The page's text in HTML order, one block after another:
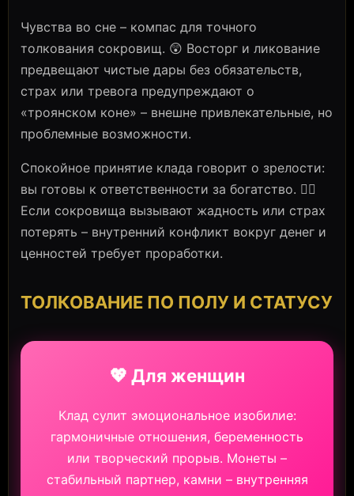
Чувства во сне – компас для точного
толкования сокровищ. 😲 Восторг и ликование
предвещают чистые дары без обязательств,
страх или тревога предупреждают о
«троянском коне» – внешне привлекательные, но
проблемные возможности.
Спокойное принятие клада говорит о зрелости:
вы готовы к ответственности за богатство. 🧘‍♀️
Если сокровища вызывают жадность или страх
потерять – внутренний конфликт вокруг денег и
ценностей требует проработки.
ТОЛКОВАНИЕ ПО ПОЛУ И СТАТУСУ
💖 Для женщин
Клад сулит эмоциональное изобилие:
гармоничные отношения, беременность
или творческий прорыв. Монеты –
стабильный партнер, камни – внутренняя